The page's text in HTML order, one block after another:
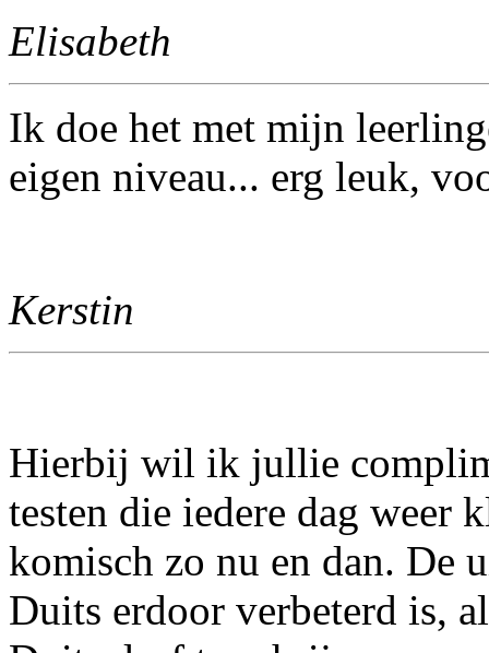
Elisabeth
Ik doe het met mijn
eigen niveau... erg leuk,
Kerstin
Hierbij wil ik jullie
testen die iedere dag weer
komisch zo nu en dan. De
Duits erdoor verbeterd is,